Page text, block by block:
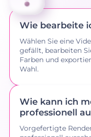
Wie bearbeite
Wählen Sie eine
gefällt, bearbeiten
Farben und
Wahl.
Wie kann ich
professionell
Vorgefertigte